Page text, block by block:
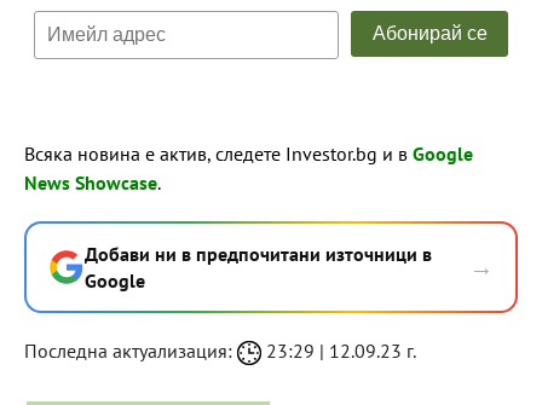
Всяка новина е актив, следете Investor.bg и в Google
News Showcase.
Добави ни в предпочитани източници в
Google
→
Последна актуализация: 23:29 | 12.09.23 г.